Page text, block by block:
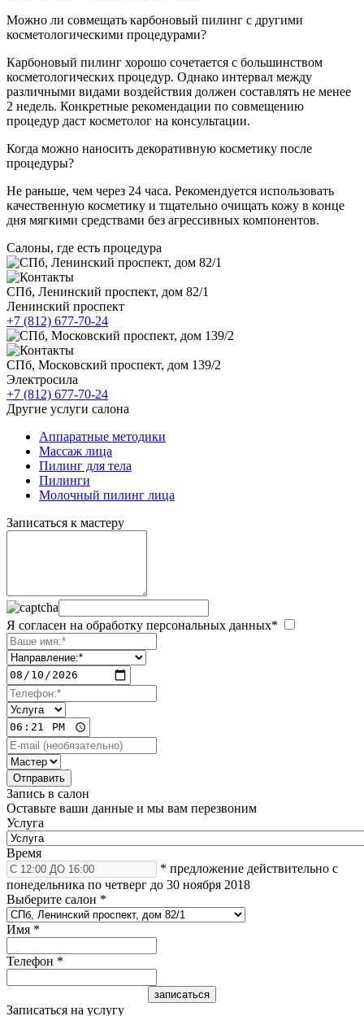
Можно ли совмещать карбоновый пилинг с другими
косметологическими процедурами?
Карбоновый пилинг хорошо сочетается с большинством
косметологических процедур. Однако интервал между
различными видами воздействия должен составлять не менее
2 недель. Конкретные рекомендации по совмещению
процедур даст косметолог на консультации.
Когда можно наносить декоративную косметику после
процедуры?
Не раньше, чем через 24 часа. Рекомендуется использовать
качественную косметику и тщательно очищать кожу в конце
дня мягкими средствами без агрессивных компонентов.
Салоны, где есть процедура
СПб, Ленинский проспект, дом 82/1
Ленинский проспект
+7 (812) 677-70-24
СПб, Московский проспект, дом 139/2
Электросила
+7 (812) 677-70-24
Другие услуги салона
Аппаратные методики
Массаж лица
Пилинг для тела
Пилинги
Молочный пилинг лица
Записаться к мастеру
Я согласен на обработку персональных данных*
Запись в салон
Оставьте ваши данные и мы вам перезвоним
Услуга
Время
* предложение действительно с
понедельника по четверг до 30 ноября 2018
Выберите салон *
Имя *
Телефон *
Записаться на услугу